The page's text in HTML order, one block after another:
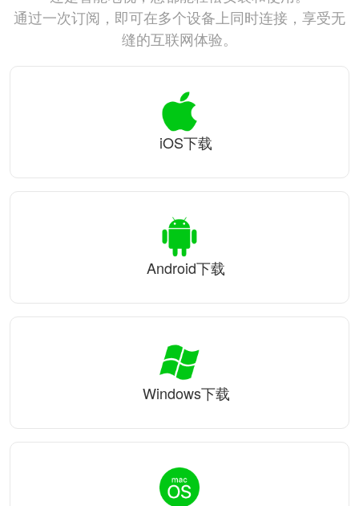
通过一次订阅，即可在多个设备上同时连接，享受无
缝的互联网体验。
iOS下载
Android下载
Windows下载